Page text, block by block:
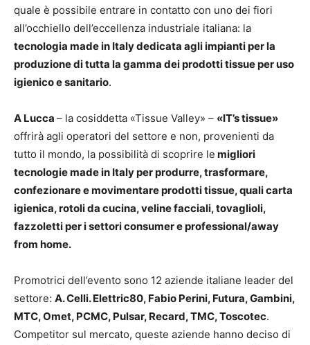
quale è possibile entrare in contatto con uno dei fiori
all’occhiello dell’eccellenza industriale italiana: la
tecnologia made in Italy dedicata agli impianti per la
produzione di tutta la gamma dei prodotti tissue per uso
igienico e sanitario.
A Lucca – la cosiddetta «Tissue Valley» – «IT’s tissue»
offrirà agli operatori del settore e non, provenienti da
tutto il mondo, la possibilità di scoprire le migliori
tecnologie made in Italy per produrre, trasformare,
confezionare e movimentare prodotti tissue, quali carta
igienica, rotoli da cucina, veline facciali, tovaglioli,
fazzoletti per i settori consumer e professional/away
from home.
Promotrici dell’evento sono 12 aziende italiane leader del
settore: A. Celli. Elettric80, Fabio Perini, Futura, Gambini,
MTC, Omet, PCMC, Pulsar, Recard, TMC, Toscotec.
Competitor sul mercato, queste aziende hanno deciso di